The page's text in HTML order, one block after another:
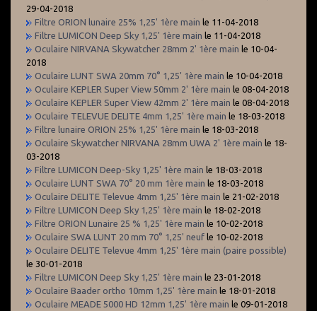
29-04-2018
Filtre ORION lunaire 25% 1,25' 1ère main le 11-04-2018
Filtre LUMICON Deep Sky 1,25' 1ère main le 11-04-2018
Oculaire NIRVANA Skywatcher 28mm 2' 1ère main le 10-04-
2018
Oculaire LUNT SWA 20mm 70° 1,25' 1ère main le 10-04-2018
Oculaire KEPLER Super View 50mm 2' 1ère main le 08-04-2018
Oculaire KEPLER Super View 42mm 2' 1ère main le 08-04-2018
Oculaire TELEVUE DELITE 4mm 1,25' 1ère main le 18-03-2018
Filtre lunaire ORION 25% 1,25' 1ère main le 18-03-2018
Oculaire Skywatcher NIRVANA 28mm UWA 2' 1ère main le 18-
03-2018
Filtre LUMICON Deep-Sky 1,25' 1ère main le 18-03-2018
Oculaire LUNT SWA 70° 20 mm 1ère main le 18-03-2018
Oculaire DELITE Televue 4mm 1,25' 1ère main le 21-02-2018
Filtre LUMICON Deep Sky 1,25' 1ère main le 18-02-2018
Filtre ORION Lunaire 25 % 1,25' 1ère main le 10-02-2018
Oculaire SWA LUNT 20 mm 70° 1,25' neuf le 10-02-2018
Oculaire DELITE Televue 4mm 1,25' 1ère main (paire possible)
le 30-01-2018
Filtre LUMICON Deep Sky 1,25' 1ère main le 23-01-2018
Oculaire Baader ortho 10mm 1,25' 1ère main le 18-01-2018
Oculaire MEADE 5000 HD 12mm 1,25' 1ère main le 09-01-2018